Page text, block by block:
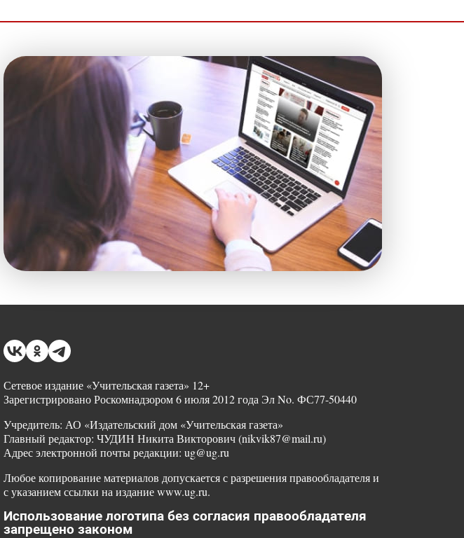
Сетевое издание «Учительская газета» 12+
Зарегистрировано Роскомнадзором 6 июля 2012 года Эл No. ФС77-50440
Учредитель: АО «Издательский дом «Учительская газета»
Главный редактор: ЧУДИН Никита Викторович (nikvik87@mail.ru)
Адрес электронной почты редакции: ug@ug.ru
Любое копирование материалов допускается с разрешения правообладателя и
с указанием ссылки на издание www.ug.ru.
Использование логотипа без согласия правообладателя
запрещено законом